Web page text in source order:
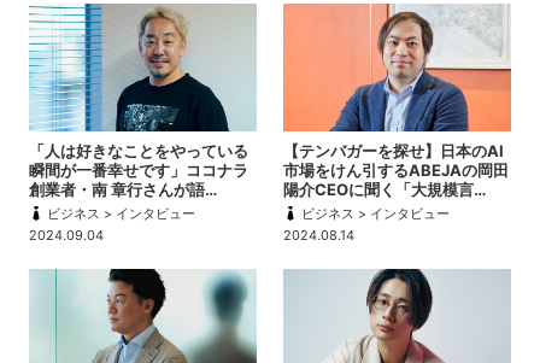
「人は好きなことをやっている
瞬間が一番幸せです」ココナラ
創業者・南 章行さんが語…
ビジネス > インタビュー
2024.09.04
【テンバガーを探せ】日本のAI
市場をけん引するABEJAの岡田
陽介CEOに聞く「大規模言…
ビジネス > インタビュー
2024.08.14